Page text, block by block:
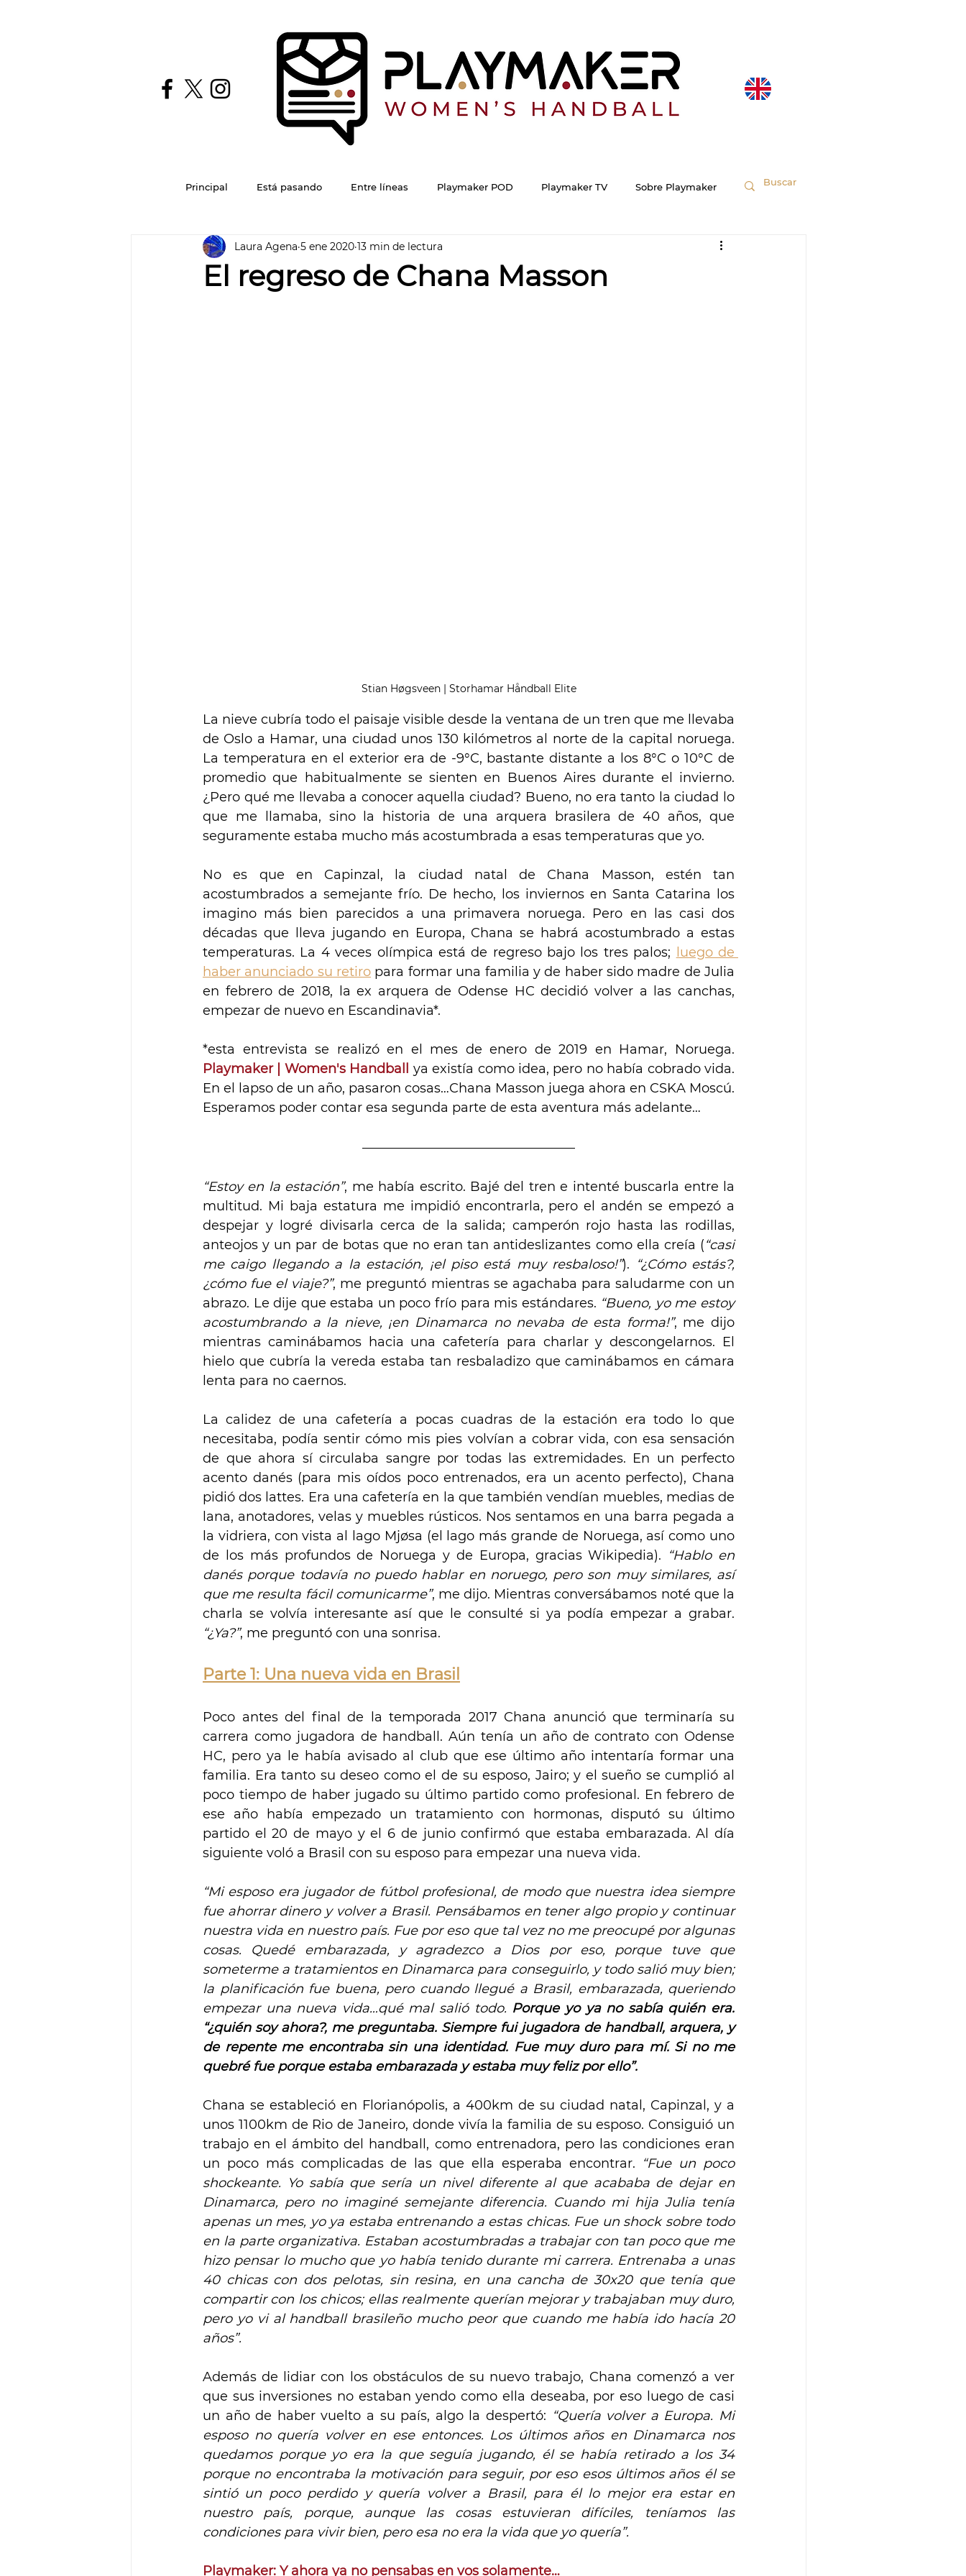
Principal Está pasando Entre líneas Playmaker POD Playmaker TV Sobre Playmaker
El regreso de Chana Masson
Laura Agena 5 ene 2020 13 min de lectura
Stian Høgsveen | Storhamar Håndball Elite
La nieve cubría todo el paisaje visible desde la ventana de un tren que me llevaba
de Oslo a Hamar, una ciudad unos 130 kilómetros al norte de la capital noruega.
La temperatura en el exterior era de -9°C, bastante distante a los 8°C o 10°C de
promedio que habitualmente se sienten en Buenos Aires durante el invierno.
¿Pero qué me llevaba a conocer aquella ciudad? Bueno, no era tanto la ciudad lo
que me llamaba, sino la historia de una arquera brasilera de 40 años, que
seguramente estaba mucho más acostumbrada a esas temperaturas que yo.
No es que en Capinzal, la ciudad natal de Chana Masson, estén tan
acostumbrados a semejante frío. De hecho, los inviernos en Santa Catarina los
imagino más bien parecidos a una primavera noruega. Pero en las casi dos
décadas que lleva jugando en Europa, Chana se habrá acostumbrado a estas
temperaturas. La 4 veces olímpica está de regreso bajo los tres palos;
luego de
haber anunciado su retiro para formar una familia y de haber sido madre de Julia
en febrero de 2018, la ex arquera de Odense HC decidió volver a las canchas,
empezar de nuevo en Escandinavia*.
Playmaker | Women's Handball
ya existía como idea, pero no había cobrado vida.
En el lapso de un año, pasaron cosas…Chana Masson juega ahora en CSKA Moscú.
Esperamos poder contar esa segunda parte de esta aventura más adelante…
“Estoy en la estación”, me había escrito. Bajé del tren e intenté buscarla entre la
multitud. Mi baja estatura me impidió encontrarla, pero el andén se empezó a
despejar y logré divisarla cerca de la salida; camperón rojo hasta las rodillas,
anteojos y un par de botas que no eran tan antideslizantes como ella creía (“casi
me caigo llegando a la estación, ¡el piso está muy resbaloso!”). “¿Cómo estás?,
¿cómo fue el viaje?”, me preguntó mientras se agachaba para saludarme con un
abrazo. Le dije que estaba un poco frío para mis estándares. “Bueno, yo me estoy
acostumbrando a la nieve, ¡en Dinamarca no nevaba de esta forma!”, me dijo
mientras caminábamos hacia una cafetería para charlar y descongelarnos. El
hielo que cubría la vereda estaba tan resbaladizo que caminábamos en cámara
lenta para no caernos.
La calidez de una cafetería a pocas cuadras de la estación era todo lo que
necesitaba, podía sentir cómo mis pies volvían a cobrar vida, con esa sensación
de que ahora sí circulaba sangre por todas las extremidades. En un perfecto
acento danés (para mis oídos poco entrenados, era un acento perfecto), Chana
pidió dos lattes. Era una cafetería en la que también vendían muebles, medias de
lana, anotadores, velas y muebles rústicos. Nos sentamos en una barra pegada a
la vidriera, con vista al lago Mjøsa (el lago más grande de Noruega, así como uno
de los más profundos de Noruega y de Europa, gracias Wikipedia). “Hablo en
danés porque todavía no puedo hablar en noruego, pero son muy similares, así
que me resulta fácil comunicarme”, me dijo. Mientras conversábamos noté que la
charla se volvía interesante así que le consulté si ya podía empezar a grabar.
“¿Ya?”, me preguntó con una sonrisa.
Parte 1: Una nueva vida en Brasil
Poco antes del final de la temporada 2017 Chana anunció que terminaría su
carrera como jugadora de handball. Aún tenía un año de contrato con Odense
HC, pero ya le había avisado al club que ese último año intentaría formar una
familia. Era tanto su deseo como el de su esposo, Jairo; y el sueño se cumplió al
poco tiempo de haber jugado su último partido como profesional. En febrero de
ese año había empezado un tratamiento con hormonas, disputó su último
partido el 20 de mayo y el 6 de junio confirmó que estaba embarazada. Al día
siguiente voló a Brasil con su esposo para empezar una nueva vida.
“Mi esposo era jugador de fútbol profesional, de modo que nuestra idea siempre
fue ahorrar dinero y volver a Brasil. Pensábamos en tener algo propio y continuar
nuestra vida en nuestro país. Fue por eso que tal vez no me preocupé por algunas
cosas. Quedé embarazada, y agradezco a Dios por eso, porque tuve que
someterme a tratamientos en Dinamarca para conseguirlo, y todo salió muy bien;
la planificación fue buena, pero cuando llegué a Brasil, embarazada, queriendo
empezar una nueva vida…qué mal salió todo. Porque yo ya no sabía quién era.
“¿quién soy ahora?, me preguntaba. Siempre fui jugadora de handball, arquera, y
de repente me encontraba sin una identidad. Fue muy duro para mí. Si no me
quebré fue porque estaba embarazada y estaba muy feliz por ello”.
Chana se estableció en Florianópolis, a 400km de su ciudad natal, Capinzal, y a
unos 1100km de Rio de Janeiro, donde vivía la familia de su esposo. Consiguió un
trabajo en el ámbito del handball, como entrenadora, pero las condiciones eran
un poco más complicadas de las que ella esperaba encontrar. “Fue un poco
shockeante. Yo sabía que sería un nivel diferente al que acababa de dejar en
Dinamarca, pero no imaginé semejante diferencia. Cuando mi hija Julia tenía
apenas un mes, yo ya estaba entrenando a estas chicas. Fue un shock sobre todo
en la parte organizativa. Estaban acostumbradas a trabajar con tan poco que me
hizo pensar lo mucho que yo había tenido durante mi carrera. Entrenaba a unas
40 chicas con dos pelotas, sin resina, en una cancha de 30x20 que tenía que
compartir con los chicos; ellas realmente querían mejorar y trabajaban muy duro,
pero yo vi al handball brasileño mucho peor que cuando me había ido hacía 20
años”.
Además de lidiar con los obstáculos de su nuevo trabajo, Chana comenzó a ver
que sus inversiones no estaban yendo como ella deseaba, por eso luego de casi
un año de haber vuelto a su país, algo la despertó: “Quería volver a Europa. Mi
esposo no quería volver en ese entonces. Los últimos años en Dinamarca nos
quedamos porque yo era la que seguía jugando, él se había retirado a los 34
porque no encontraba la motivación para seguir, por eso esos últimos años él se
sintió un poco perdido y quería volver a Brasil, para él lo mejor era estar en
nuestro país, porque, aunque las cosas estuvieran difíciles, teníamos las
condiciones para vivir bien, pero esa no era la vida que yo quería”.
Playmaker: Y ahora ya no pensabas en vos solamente…